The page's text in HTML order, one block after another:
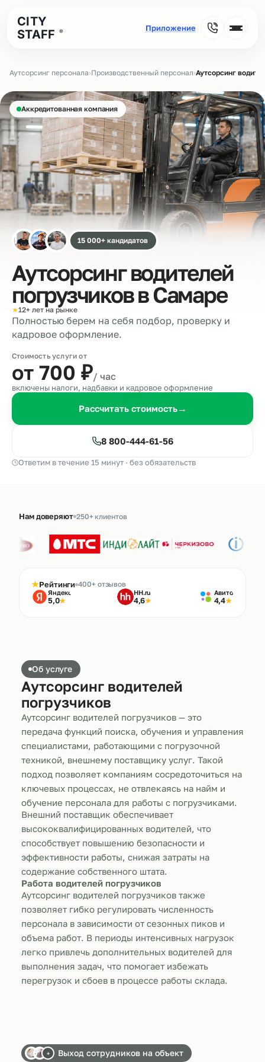
CITY
STAFF
®
Аутсорсинг персонала›Производственный персонал›Аутсорсинг
Аккредитованная компания
15 000+ кандидатов
Аутсорсинг водителей
погрузчиков вСамаре
★12+ лет на рынке
Полностью берем на себя подбор, проверку и
кадровое оформление.
Стоимость услуги от
от 700 ₽/ час
включены налоги, надбавки и кадровое оформление
Рассчитать стоимость→
8 800-444-61-56
Ответим в течение 15 минут · без обязательств
Нам доверяют 250+ клиентов
★Рейтинги 400+ отзывов
Яндекс
5,0★
HH.ru
4,6★
Авито
4,4★
Об услуге
Аутсорсинг водителей
погрузчиков
Аутсорсинг водителей погрузчиков — это
передача функций поиска, обучения и управления
специалистами, работающими с погрузочной
техникой, внешнему поставщику услуг. Такой
подход позволяет компаниям сосредоточиться на
ключевых процессах, не отвлекаясь на найм и
обучение персонала для работы с погрузчиками.
Внешний поставщик обеспечивает
высококвалифицированных водителей, что
способствует повышению безопасности и
эффективности работы, снижая затраты на
содержание собственного штата.
Работа водителей погрузчиков
Аутсорсинг водителей погрузчиков также
позволяет гибко регулировать численность
персонала в зависимости от сезонных пиков и
объема работ. В периоды интенсивных нагрузок
легко привлечь дополнительных водителей для
выполнения задач, что помогает избежать
перегрузок и сбоев в процессе работы склада.
+ Выход сотрудников на объект